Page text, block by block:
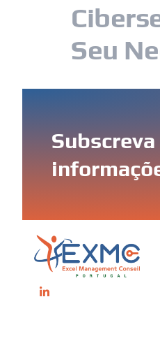
Seu
dependem